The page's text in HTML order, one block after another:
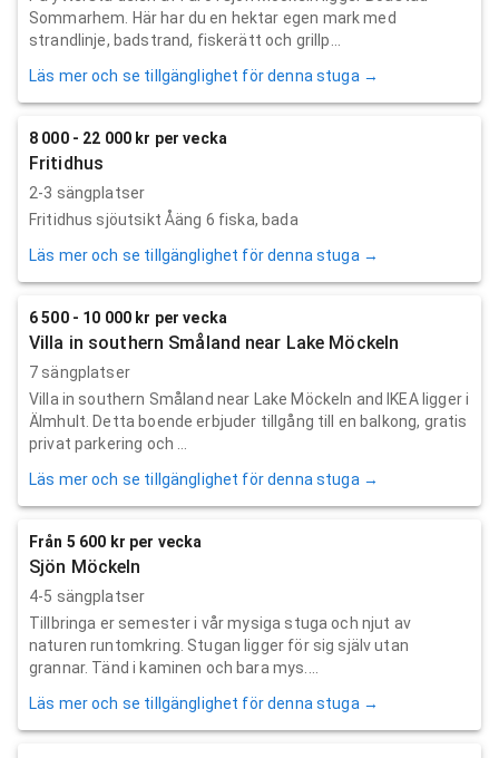
Sommarhem. Här har du en hektar egen mark med
strandlinje, badstrand, fiskerätt och grillp...
Läs mer och se tillgänglighet för denna stuga →
8 000 - 22 000 kr per vecka
Fritidhus
2-3 sängplatser
Fritidhus sjöutsikt Åäng 6 fiska, bada
Läs mer och se tillgänglighet för denna stuga →
6 500 - 10 000 kr per vecka
Villa in southern Småland near Lake Möckeln
7 sängplatser
Villa in southern Småland near Lake Möckeln and IKEA ligger i
Älmhult. Detta boende erbjuder tillgång till en balkong, gratis
privat parkering och ...
Läs mer och se tillgänglighet för denna stuga →
Från 5 600 kr per vecka
Sjön Möckeln
4-5 sängplatser
Tillbringa er semester i vår mysiga stuga och njut av
naturen runtomkring. Stugan ligger för sig själv utan
grannar. Tänd i kaminen och bara mys....
Läs mer och se tillgänglighet för denna stuga →